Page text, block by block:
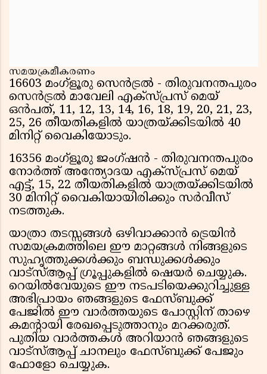
സമയക്രമീകരണം
16603 മംഗ്ളൂരു സെൻട്രൽ - തിരുവനന്തപുരം
സെൻട്രൽ മാവേലി എക്സ്പ്രസ് മെയ്
ഒൻപത്, 11, 12, 13, 14, 16, 18, 19, 20, 21, 23,
25, 26 തീയതികളിൽ യാത്രയ്ക്കിടയിൽ 40
മിനിറ്റ് വൈകിയോടും.
16356 മംഗ്ളൂരു ജംഗ്ഷൻ - തിരുവനന്തപുരം
നോർത്ത് അന്ത്യോദയ എക്സ്പ്രസ് മെയ്
എട്ട്, 15, 22 തീയതികളിൽ യാത്രയ്ക്കിടയിൽ
30 മിനിറ്റ് വൈകിയായിരിക്കും സർവീസ്
നടത്തുക.
യാത്രാ തടസ്സങ്ങൾ ഒഴിവാക്കാൻ ട്രെയിൻ
സമയക്രമത്തിലെ ഈ മാറ്റങ്ങൾ നിങ്ങളുടെ
സുഹൃത്തുക്കൾക്കും ബന്ധുക്കൾക്കും
വാട്സ്ആപ്പ് ഗ്രൂപ്പുകളിൽ ഷെയർ ചെയ്യുക.
റെയിൽവേയുടെ ഈ നടപടിയെക്കുറിച്ചുള്ള
അഭിപ്രായം ഞങ്ങളുടെ ഫേസ്ബുക്ക്
പേജിൽ ഈ വാർത്തയുടെ പോസ്റ്റിന് താഴെ
കമൻ്റായി രേഖപ്പെടുത്താനും മറക്കരുത്.
പുതിയ വാർത്തകൾ അറിയാൻ ഞങ്ങളുടെ
വാട്സ്ആപ്പ് ചാനലും ഫേസ്ബുക്ക് പേജും
ഫോളോ ചെയ്യുക.